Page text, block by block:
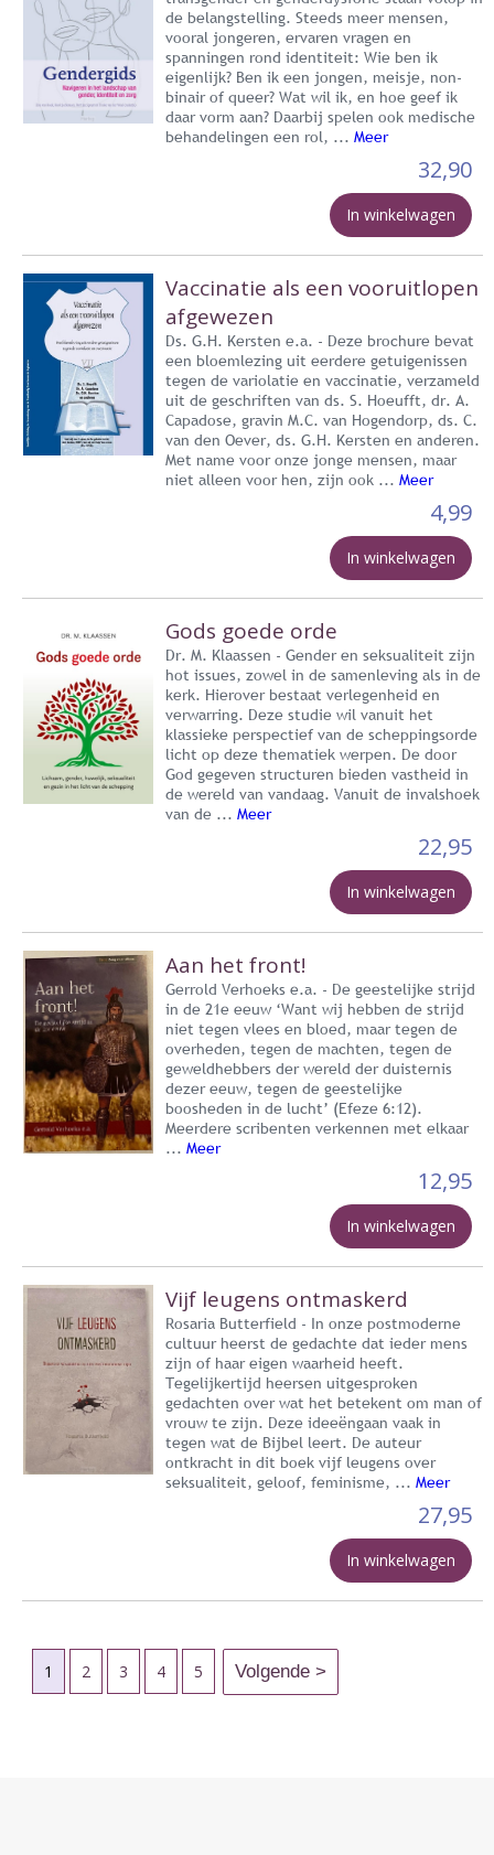
de belangstelling. Steeds meer mensen,
vooral jongeren, ervaren vragen en
spanningen rond identiteit: Wie ben ik
eigenlijk? Ben ik een jongen, meisje, non-
binair of queer? Wat wil ik, en hoe geef ik
daar vorm aan? Daarbij spelen ook medische
behandelingen een rol, ... Meer
32,90
In winkelwagen
Vaccinatie als een vooruitlopen
afgewezen
Ds. G.H. Kersten e.a. - Deze brochure bevat
een bloemlezing uit eerdere getuigenissen
tegen de variolatie en vaccinatie, verzameld
uit de geschriften van ds. S. Hoeufft, dr. A.
Capadose, gravin M.C. van Hogendorp, ds. C.
van den Oever, ds. G.H. Kersten en anderen.
Met name voor onze jonge mensen, maar
niet alleen voor hen, zijn ook ... Meer
4,99
In winkelwagen
Gods goede orde
Dr. M. Klaassen - Gender en seksualiteit zijn
hot issues, zowel in de samenleving als in de
kerk. Hierover bestaat verlegenheid en
verwarring. Deze studie wil vanuit het
klassieke perspectief van de scheppingsorde
licht op deze thematiek werpen. De door
God gegeven structuren bieden vastheid in
de wereld van vandaag. Vanuit de invalshoek
van de ... Meer
22,95
In winkelwagen
Aan het front!
Gerrold Verhoeks e.a. - De geestelijke strijd
in de 21e eeuw ‘Want wij hebben de strijd
niet tegen vlees en bloed, maar tegen de
overheden, tegen de machten, tegen de
geweldhebbers der wereld der duisternis
dezer eeuw, tegen de geestelijke
boosheden in de lucht’ (Efeze 6:12).
Meerdere scribenten verkennen met elkaar
... Meer
12,95
In winkelwagen
Vijf leugens ontmaskerd
Rosaria Butterfield - In onze postmoderne
cultuur heerst de gedachte dat ieder mens
zijn of haar eigen waarheid heeft.
Tegelijkertijd heersen uitgesproken
gedachten over wat het betekent om man of
vrouw te zijn. Deze ideeëngaan vaak in
tegen wat de Bijbel leert. De auteur
ontkracht in dit boek vijf leugens over
seksualiteit, geloof, feminisme, ... Meer
27,95
In winkelwagen
1 2 3 4 5